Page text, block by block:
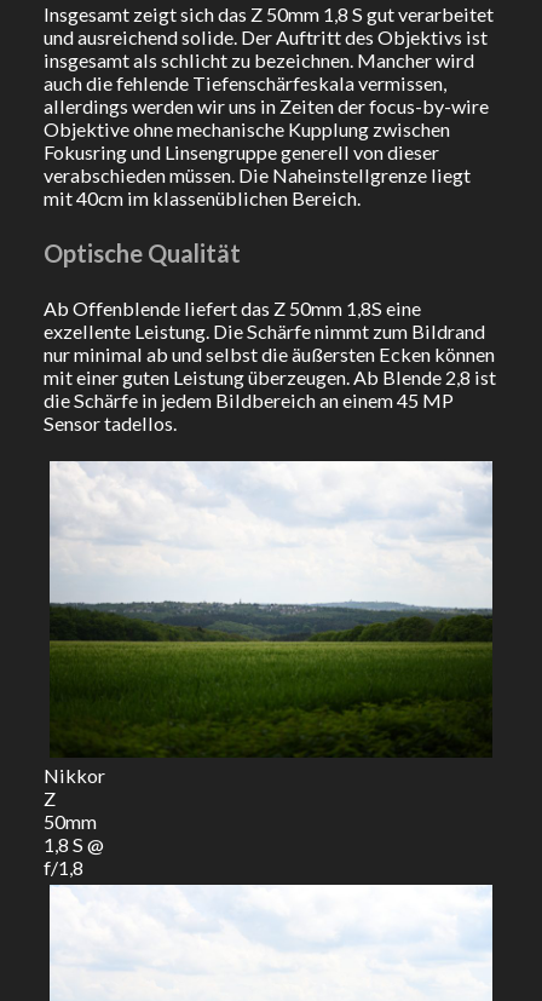
Insgesamt zeigt sich das Z 50mm 1,8 S gut verarbeitet
und ausreichend solide. Der Auftritt des Objektivs ist
insgesamt als schlicht zu bezeichnen. Mancher wird
auch die fehlende Tiefenschärfeskala vermissen,
allerdings werden wir uns in Zeiten der focus-by-wire
Objektive ohne mechanische Kupplung zwischen
Fokusring und Linsengruppe generell von dieser
verabschieden müssen. Die Naheinstellgrenze liegt
mit 40cm im klassenüblichen Bereich.
Optische Qualität
Ab Offenblende liefert das Z 50mm 1,8S eine
exzellente Leistung. Die Schärfe nimmt zum Bildrand
nur minimal ab und selbst die äußersten Ecken können
mit einer guten Leistung überzeugen. Ab Blende 2,8 ist
die Schärfe in jedem Bildbereich an einem 45 MP
Sensor tadellos.
Nikkor
Z
50mm
1,8 S @
f/1,8